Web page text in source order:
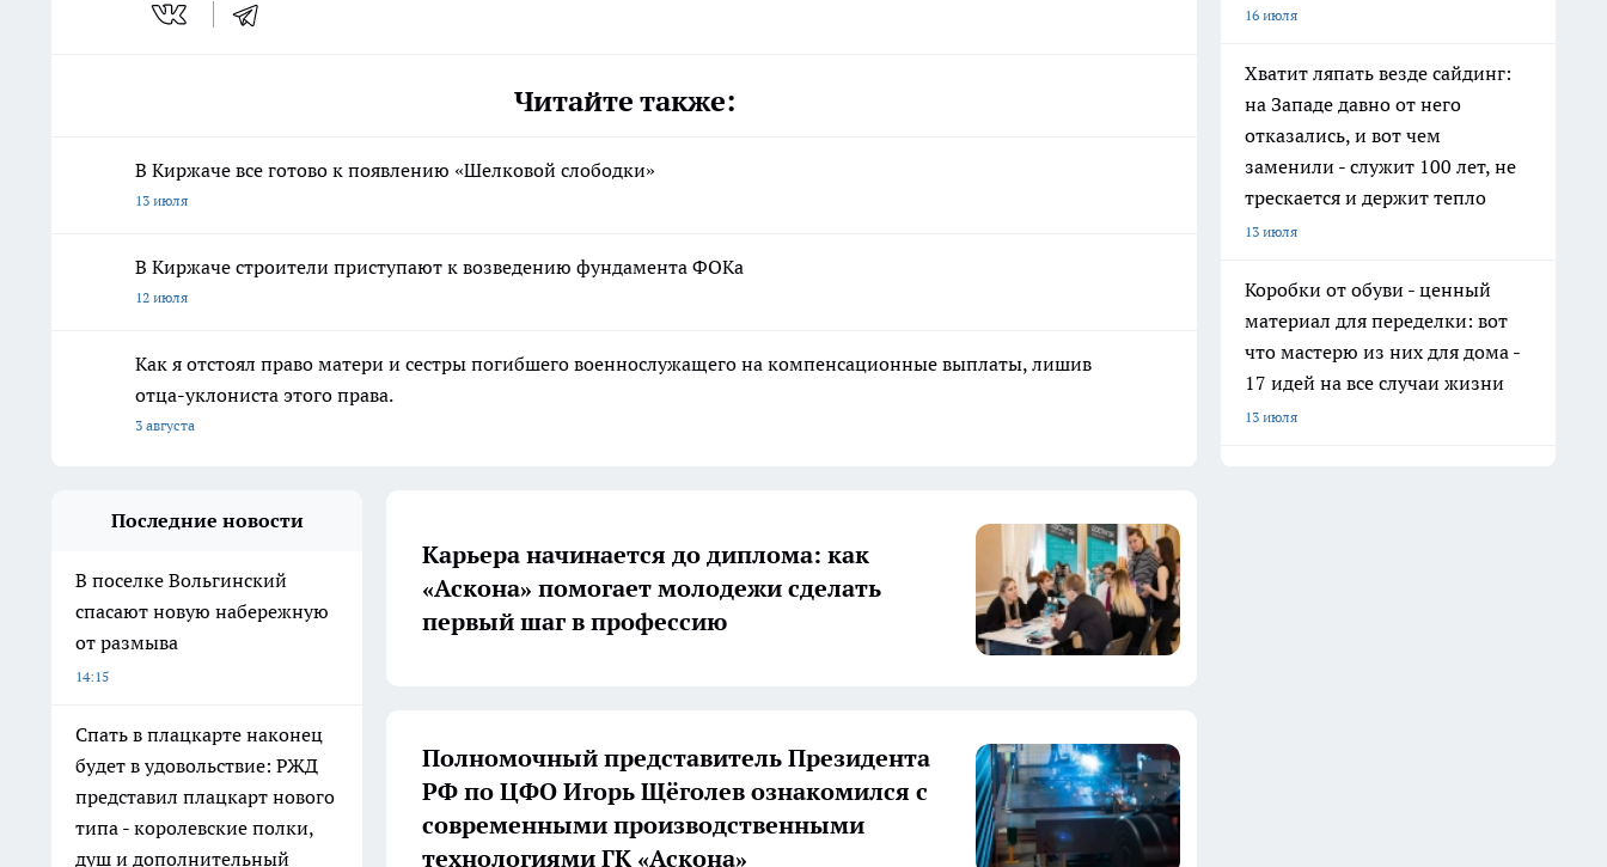
Читайте также:
В Киржаче все готово к появлению «Шелковой слободки»
13 июля
В Киржаче строители приступают к возведению фундамента ФОКа
12 июля
Как я отстоял право матери и сестры погибшего военнослужащего на компенсационные выплаты, лишив
отца-уклониста этого права.
3 августа
16 июля
Хватит ляпать везде сайдинг:
на Западе давно от него
отказались, и вот чем
заменили - служит 100 лет, не
трескается и держит тепло
13 июля
Коробки от обуви - ценный
материал для переделки: вот
что мастерю из них для дома -
17 идей на все случаи жизни
13 июля
Последние новости
В поселке Вольгинский
спасают новую набережную
от размыва
14:15
Спать в плацкарте наконец
будет в удовольствие: РЖД
представил плацкарт нового
типа - королевские полки,
душ и дополнительный
Карьера начинается до диплома: как
«Аскона» помогает молодежи сделать
первый шаг в профессию
Полномочный представитель Президента
РФ по ЦФО Игорь Щёголев ознакомился с
современными производственными
технологиями ГК «Аскона»